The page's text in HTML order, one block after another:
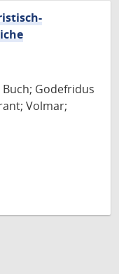
Godefridus
Volmar;